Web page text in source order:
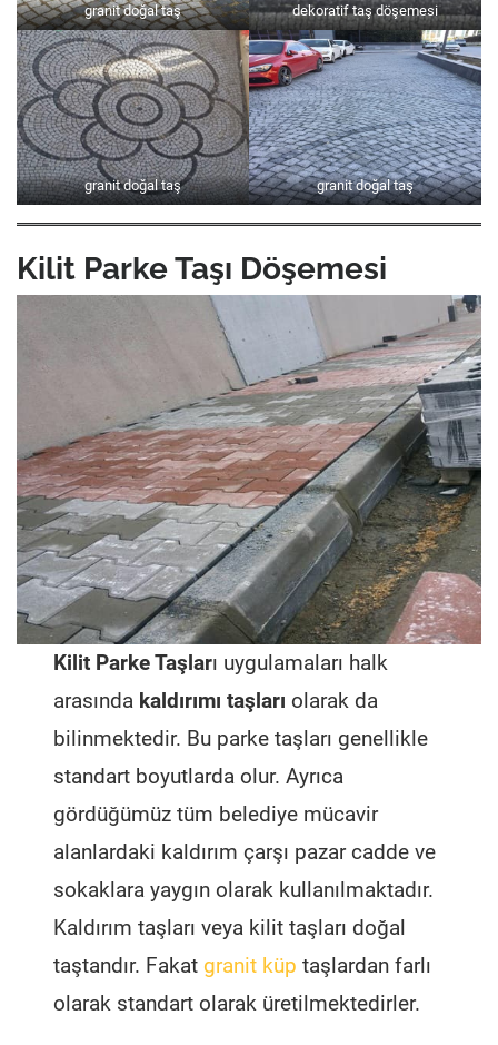
granit doğal taş dekoratif taş döşemesi
granit doğal taş granit doğal taş
Kilit Parke Taşı Döşemesi
Kilit Parke Taşları uygulamaları halk
arasında kaldırımı taşları olarak da
bilinmektedir. Bu parke taşları genellikle
standart boyutlarda olur. Ayrıca
gördüğümüz tüm belediye mücavir
alanlardaki kaldırım çarşı pazar cadde ve
sokaklara yaygın olarak kullanılmaktadır.
Kaldırım taşları veya kilit taşları doğal
taştandır. Fakat granit küp taşlardan farlı
olarak standart olarak üretilmektedirler.